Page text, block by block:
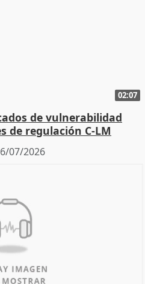
02:07
de vulnerabilidad
de regulación C-LM
07/2026